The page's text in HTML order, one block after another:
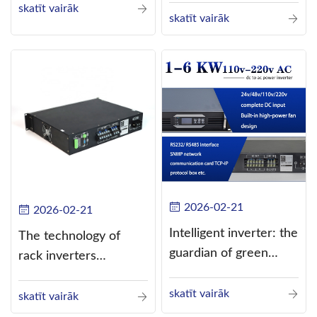
skatīt vairāk
current (DC) into
alternating current
skatīt vairāk
2026-02-21
The technology of
rack inverters
such as the use of
skatīt vairāk
2026-02-21
Intelligent inverter: the
guardian of green
skatīt vairāk